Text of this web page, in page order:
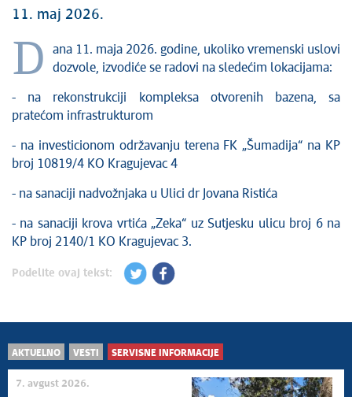
Odnosi sa javnošću
Zdravstvo
Sport
Sednice Gradskog veća
Sednice Skupštine
Turizam
Kragujevac - Grad u parku
Mladi u lokalnoj samoupravi
Međunarodna saradnja
Izbori
Oktobarske svečanosti
Obrazovanje
Savet za koordinaciju poslova bezbednosti
11. maj 2026.
D
ana 11. maja 2026. godine, ukoliko vremenski uslovi
dozvole, izvodiće se radovi na sledećim lokacijama:
- na rekonstrukciji kompleksa otvorenih bazena, sa
pratećom infrastrukturom
- na investicionom održavanju terena FK „Šumadija“ na KP
broj 10819/4 KO Kragujevac 4
- na sanaciji nadvožnjaka u Ulici dr Jovana Ristića
- na sanaciji krova vrtića „Zeka“ uz Sutjesku ulicu broj 6 na
KP broj 2140/1 KO Kragujevac 3.
Podelite ovaj tekst:
AKTUELNO VESTI SERVISNE INFORMACIJE
7. avgust 2026.